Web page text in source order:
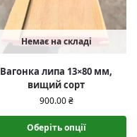
Немає на складі
Вагонка липа 13×80 мм,
вищий сорт
900.00₴
Оберіть опції